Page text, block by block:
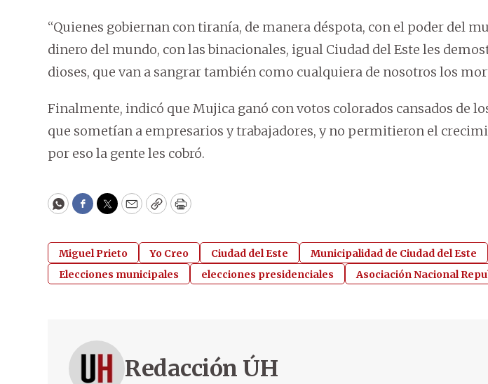
“Quienes gobiernan con tiranía, de manera déspota, con el poder del
dinero del mundo, con las binacionales, igual Ciudad del Este les
dioses, que van a sangrar también como cualquiera de nosotros los
Finalmente, indicó que Mujica ganó con votos colorados cansados de
que sometían a empresarios y trabajadores, y no permitieron el
por eso la gente les cobró.
WhatsApp
Facebook
Twitter
EmailCopyPrint
Miguel Prieto Yo Creo Ciudad del Este
Municipalidad de Ciudad del Este
Elecciones municipales
elecciones presidenciales Asociación Nacional
Redacción ÚH